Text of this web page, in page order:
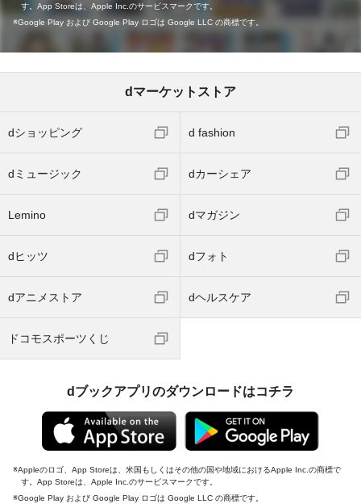
す。App Storeは、Apple Inc.のサービスマークです。
Google Play および Google Play ロゴは Google LLC の商標です。
dマーケットストア
dショッピング d fashion
dミュージック dカーシェア
Lemino dマガジン
dヒッツ dフォト
dアニメストア dヘルスケア
ドコモスポーツくじ
dブックアプリのダウンロードはコチラ
Appleのロゴ、App Storeは、米国もしくはその他の国や地域におけるApple Inc.の商標で
す。App Storeは、Apple Inc.のサービスマークです。
Google Play および Google Play ロゴは Google LLC の商標です。